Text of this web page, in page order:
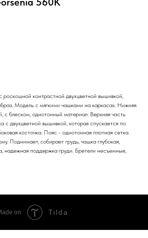
роскошной контрастной двухцветной вышивкой,
Модель с мягкими чашками на каркасах. Нижняя
с блеском, однотонный материал. Верхняя часть
с двухцветной вышивкой, которая спускается по
косточка. Пояс - однотонная плотная сетка.
Поднимает, собирает грудь, чашка глубокая,
надежная поддержка груди. Бретели несъемные,
on Tilda